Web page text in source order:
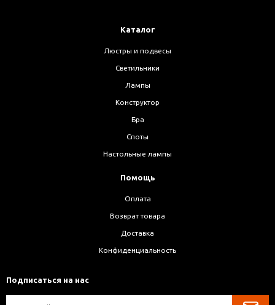
Каталог
Люстры и подвесы
Светильники
Лампы
Конструктор
Бра
Споты
Настольные лампы
Помощь
Оплата
Возврат товара
Доставка
Конфиденциальность
Подписаться на нас